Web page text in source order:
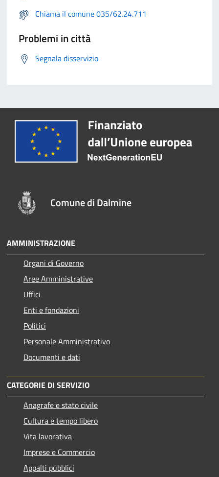
Chiama il comune 035/62.24.711
Problemi in città
Segnala disservizio
Comune di Dalmine
AMMINISTRAZIONE
Organi di Governo
Aree Amministrative
Uffici
Enti e fondazioni
Politici
Personale Amministrativo
Documenti e dati
CATEGORIE DI SERVIZIO
Anagrafe e stato civile
Cultura e tempo libero
Vita lavorativa
Imprese e Commercio
Appalti pubblici